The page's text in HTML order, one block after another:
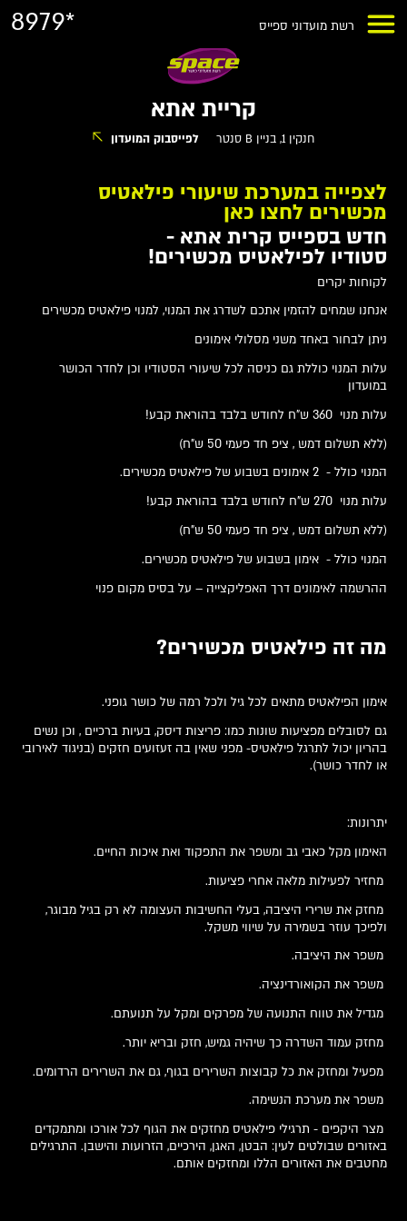
רשת מועדוני ספייס 8979*
קריית אתא
חנקין 1, בניין B סנטר לפייסבוק המועדון
לצפייה במערכת שיעורי פילאטיס
מכשירים לחצו כאן
חדש בספייס קרית אתא -
סטודיו לפילאטיס מכשירים!
לקוחות יקרים
אנחנו שמחים להזמין אתכם לשדרג את המנוי, למנוי פילאטיס מכשירים
ניתן לבחור באחד משני מסלולי אימונים
עלות המנוי כוללת גם כניסה לכל שיעורי הסטודיו וכן לחדר הכושר
במועדון
עלות מנוי 360 ש"ח לחודש בלבד בהוראת קבע!
(ללא תשלום דמש , ציפ חד פעמי 50 ש"ח)
המנוי כולל - 2 אימונים בשבוע של פילאטיס מכשירים.
עלות מנוי 270 ש"ח לחודש בלבד בהוראת קבע!
(ללא תשלום דמש , ציפ חד פעמי 50 ש"ח)
המנוי כולל - אימון בשבוע של פילאטיס מכשירים.
ההרשמה לאימונים דרך האפליקצייה – על בסיס מקום פנוי
מה זה פילאטיס מכשירים?
אימון הפילאטיס מתאים לכל גיל ולכל רמה של כושר גופני.
גם לסובלים מפציעות שונות כמו: פריצות דיסק, בעיות ברכיים , וכן נשים
בהריון יכול לתרגל פילאטיס- מפני שאין בה זעזועים חזקים (בניגוד לאירובי
או לחדר כושר).
יתרונות:
האימון מקל כאבי גב ומשפר את התפקוד ואת איכות החיים.
מחזיר לפעילות מלאה אחרי פציעות.
מחזק את שרירי היציבה, בעלי החשיבות העצומה לא רק בגיל מבוגר,
ולפיכך עוזר בשמירה על שיווי משקל.
משפר את היציבה.
משפר את הקואורדינציה.
מגדיל את טווח התנועה של מפרקים ומקל על תנועתם.
מחזק עמוד השדרה כך שיהיה גמיש, חזק ובריא יותר.
מפעיל ומחזק את כל קבוצות השרירים בגוף, גם את השרירים הרדומים.
משפר את מערכת הנשימה.
מצר היקפים - תרגילי פילאטיס מחזקים את הגוף לכל אורכו ומתמקדים
באזורים שבולטים לעין: הבטן, האגן, הירכיים, הזרועות והישבן. התרגילים
מחטבים את האזורים הללו ומחזקים אותם.